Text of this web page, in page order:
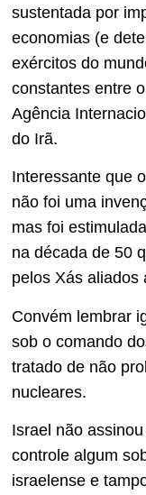
sustentada por
economias (e
exércitos do
constantes entre
Agência
do Irã.
Interessante que
não foi uma
mas foi
na década de 50
pelos Xás aliados
Convém lembrar
sob o comando
tratado de não
nucleares.
Israel não
controle algum
israelense e